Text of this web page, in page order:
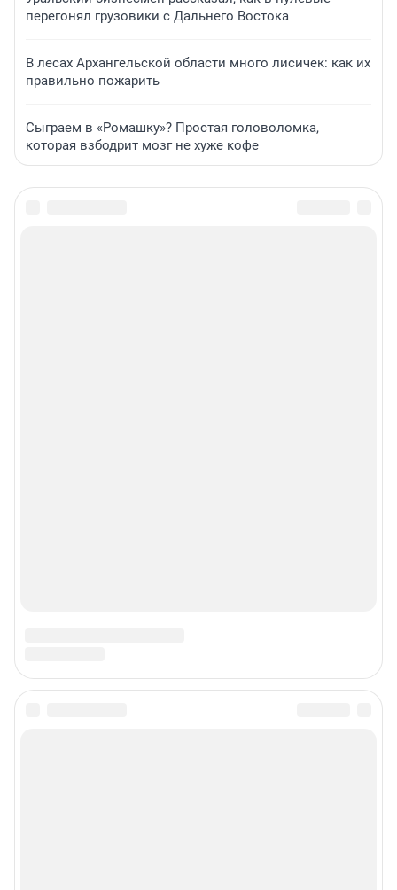
перегонял грузовики с Дальнего Востока
В лесах Архангельской области много лисичек: как их
правильно пожарить
Сыграем в «Ромашку»? Простая головоломка,
которая взбодрит мозг не хуже кофе